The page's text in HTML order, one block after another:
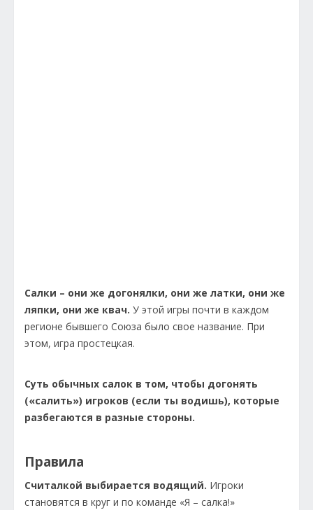
Салки – они же догонялки, они же латки, они же
ляпки, они же квач. У этой игры почти в каждом
регионе бывшего Союза было свое название. При
этом, игра простецкая.
Суть обычных салок в том, чтобы догонять
(«салить») игроков (если ты водишь), которые
разбегаются в разные стороны.
Правила
Считалкой выбирается водящий. Игроки
становятся в круг и по команде «Я – салка!»